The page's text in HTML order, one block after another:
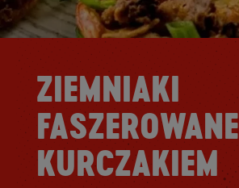
ZIEMNIAKI
FASZEROWANE
KURCZAKIEM